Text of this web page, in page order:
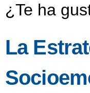
¿Te ha
La